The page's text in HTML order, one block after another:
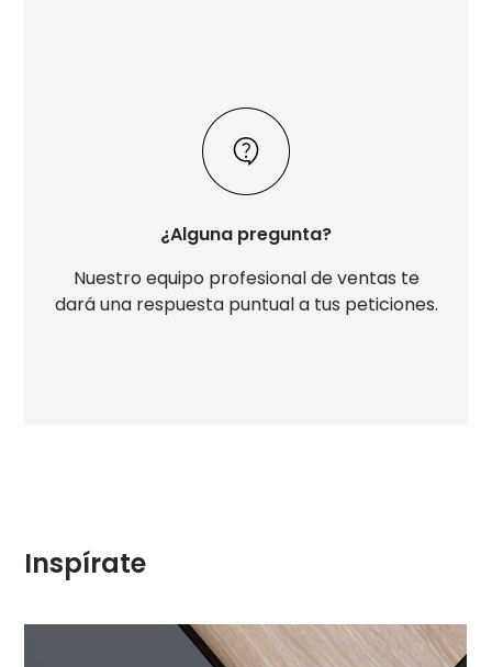
¿Alguna pregunta?
Nuestro equipo profesional de ventas te
dará una respuesta puntual a tus peticiones.
Inspírate